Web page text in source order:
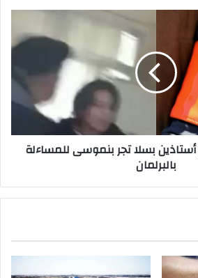
بسلا تجر بنموسى للمساءلة
بالبرلمان